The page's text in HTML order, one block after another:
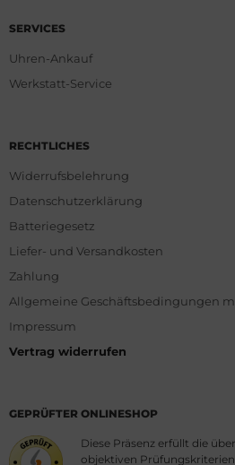
SERVICES
Uhren-Ankauf
Werkstatt-Service
RECHTLICHES
Widerrufsbelehrung
Datenschutzerklärung
Batteriegesetz
Liefer- und Versandkosten
Zahlung
Allgemeine Geschäftsbedingungen
Impressum
Vertrag widerrufen
GEPRÜFTER ONLINESHOP
Diese Präsenz erfüllt die über
objektiven Prüfungskriterien